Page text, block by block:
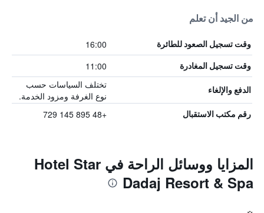
من الجيد أن تعلم
وقت تسجيل الصعود للطائرة 16:00
وقت تسجيل المغادرة 11:00
الدفع والإلغاء
تختلف السياسات حسب
نوع الغرفة ومزود الخدمة.
رقم مكتب الاستقبال +48 895 145 729
المزايا ووسائل الراحة في Hotel Star
Dadaj Resort & Spa